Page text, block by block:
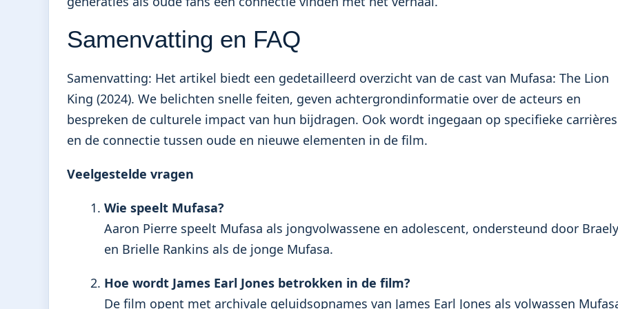
Samenvatting en FAQ
Samenvatting: Het artikel biedt een gedetailleerd overzicht van de cast van Mufasa: The Lion
King (2024). We belichten snelle feiten, geven achtergrondinformatie over de acteurs en
bespreken de culturele impact van hun bijdragen. Ook wordt ingegaan op specifieke carrières
en de connectie tussen oude en nieuwe elementen in de film.
Veelgestelde vragen
Wie speelt Mufasa?
Aaron Pierre speelt Mufasa als jongvolwassene en adolescent, ondersteund door
en Brielle Rankins als de jonge Mufasa.
Hoe wordt James Earl Jones betrokken in de film?
De film opent met archivale geluidsopnames van James Earl Jones als volwassen